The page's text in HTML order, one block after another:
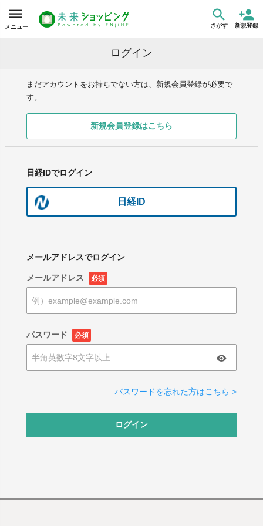
メニュー さがす 新規登録
ログイン
まだアカウントをお持ちでない方は、新規会員登録が必要で
す。
新規会員登録はこちら
日経IDでログイン
日経ID
メールアドレスでログイン
メールアドレス 必須
パスワード 必須
パスワードを忘れた方はこちら >
ログイン